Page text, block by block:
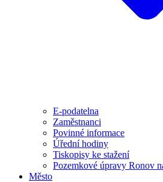
E-podatelna
Zaměstnanci
Povinné informace
Úřední hodiny
Tiskopisy ke stažení
Pozemkové úpravy Ronov
Město